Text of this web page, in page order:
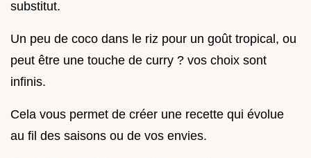
substitut.
Un peu de coco dans le riz pour un goût tropical, ou
peut être une touche de curry ? vos choix sont
infinis.
Cela vous permet de créer une recette qui évolue
au fil des saisons ou de vos envies.